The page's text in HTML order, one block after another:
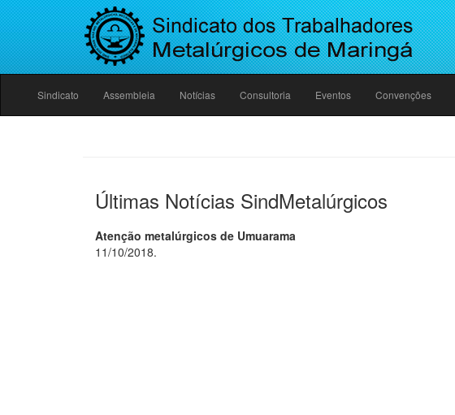
Sindicato Assembleia Notícias Consultoria Eventos Convenções
Últimas Notícias SindMetalúrgicos
Atenção metalúrgicos de Umuarama
11/10/2018.